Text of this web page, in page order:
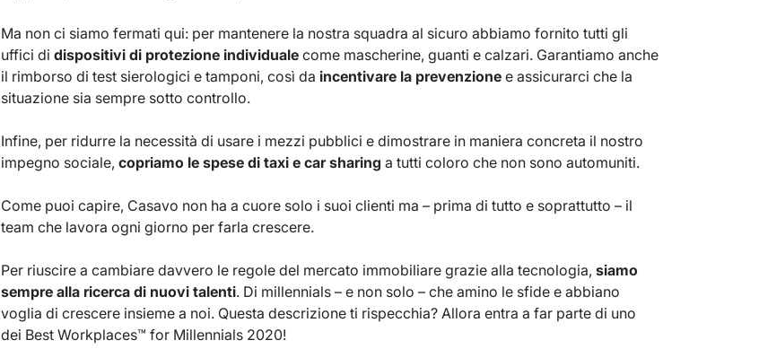
Ma non ci siamo fermati qui: per mantenere la nostra squadra al sicuro abbiamo fornito tutti gli
uffici di dispositivi di protezione individualecome mascherine, guanti e calzari. Garantiamo anche
il rimborso di test sierologici e tamponi, così da incentivare la prevenzione e assicurarci che la
situazione sia sempre sotto controllo.
Infine, per ridurre la necessità di usare i mezzi pubblici e dimostrare in maniera concreta il nostro
impegno sociale, copriamo le spese di taxi e car sharing a tutti coloro che non sono automuniti.
Come puoi capire, Casavo non ha a cuore solo i suoi clienti ma – prima di tutto e soprattutto – il
team che lavora ogni giorno per farla crescere.
Per riuscire a cambiare davvero le regole del mercato immobiliare grazie alla tecnologia, siamo
sempre alla ricerca di nuovi talenti. Di millennials – e non solo – che amino le sfide e abbiano
voglia di crescere insieme a noi. Questa descrizione ti rispecchia? Allora entra a far parte di uno
dei Best Workplaces™ for Millennials 2020!